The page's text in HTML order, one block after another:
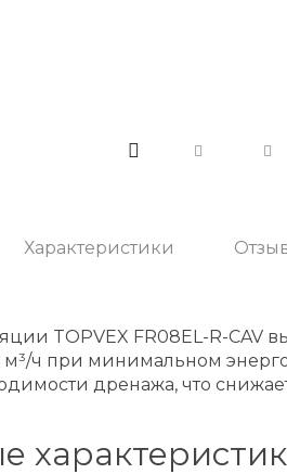
Характеристики
TOPVEX FR08EL-R-CAV
м³/ч при минимальном
дренажа, что